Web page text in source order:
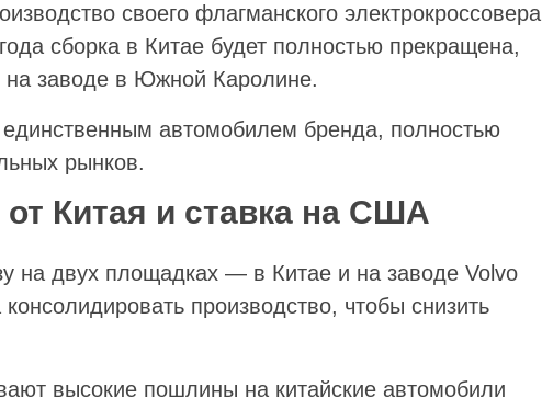
своего флагманского электрокроссовера
сборка в Китае будет полностью прекращена,
на заводе в Южной Каролине.
автомобилем бренда, полностью
рынков.
от Китая и ставка на США
на двух площадках — в Китае и на заводе Volvo
производство, чтобы снизить
высокие пошлины на китайские автомобили